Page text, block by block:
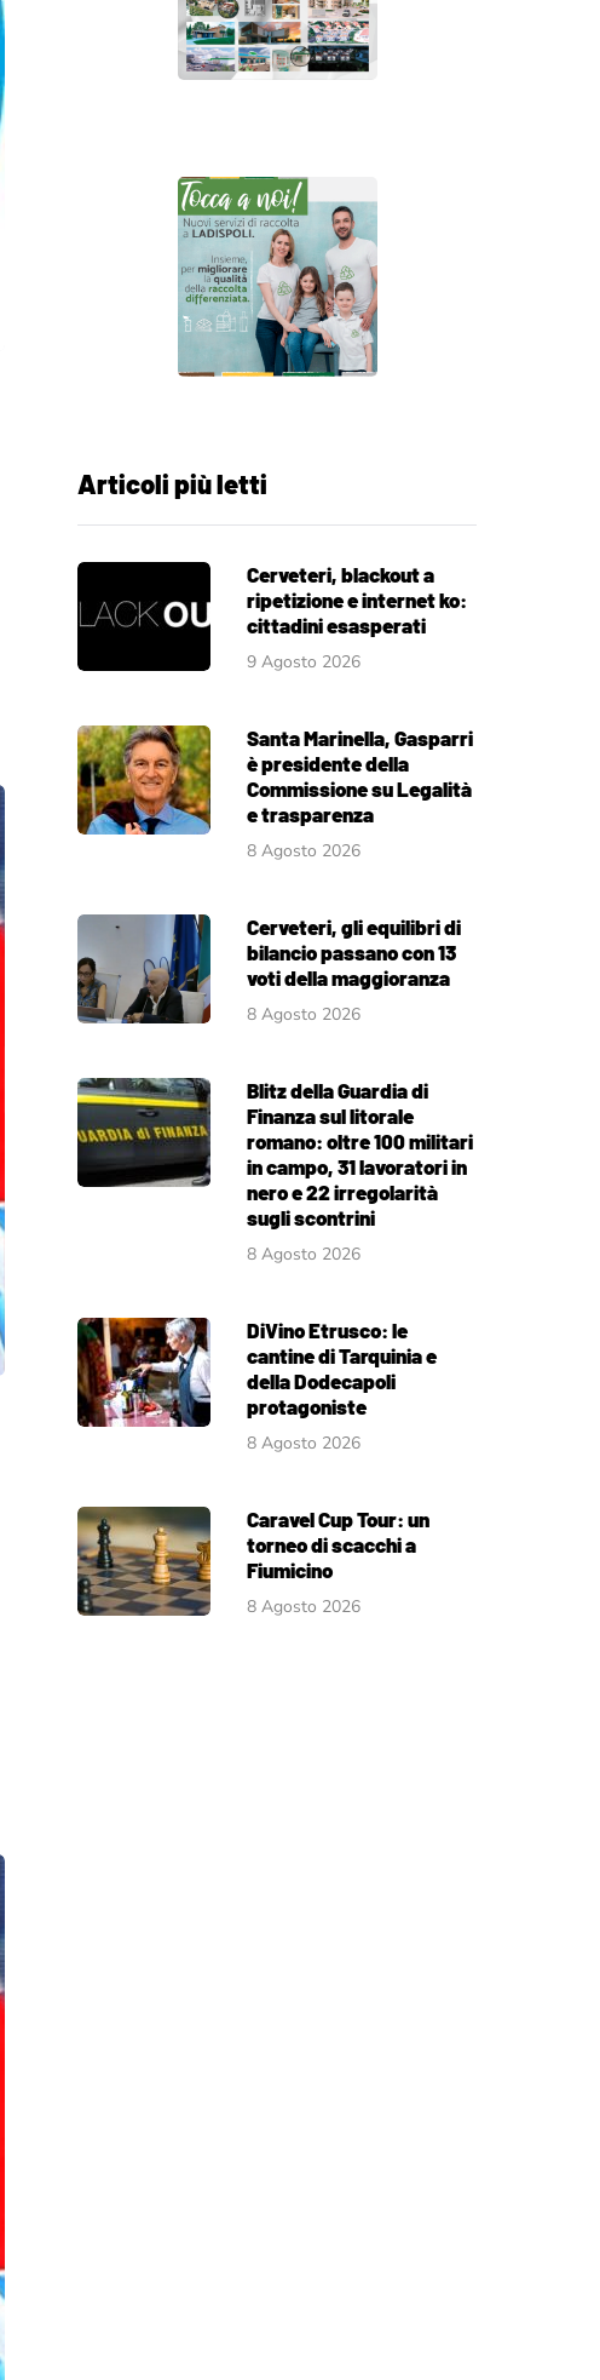
Articoli più letti
Cerveteri, blackout a
ripetizione e internet ko:
cittadini esasperati
9 Agosto 2026
Santa Marinella, Gasparri
è presidente della
Commissione su Legalità
e trasparenza
8 Agosto 2026
Cerveteri, gli equilibri di
bilancio passano con 13
voti della maggioranza
8 Agosto 2026
Blitz della Guardia di
Finanza sul litorale
romano: oltre 100 militari
in campo, 31 lavoratori in
nero e 22 irregolarità
sugli scontrini
8 Agosto 2026
DiVino Etrusco: le
cantine di Tarquinia e
della Dodecapoli
protagoniste
8 Agosto 2026
Caravel Cup Tour: un
torneo di scacchi a
Fiumicino
8 Agosto 2026